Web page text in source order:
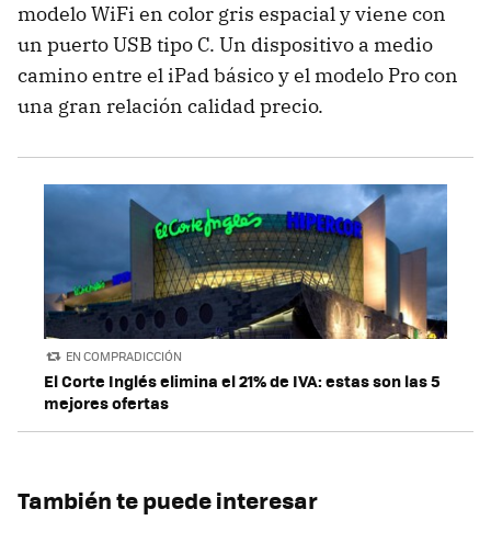
modelo WiFi en color gris espacial y viene con
un puerto USB tipo C. Un dispositivo a medio
camino entre el iPad básico y el modelo Pro con
una gran relación calidad precio.
EN COMPRADICCIÓN
El Corte Inglés elimina el 21% de IVA: estas son las 5
mejores ofertas
También te puede interesar